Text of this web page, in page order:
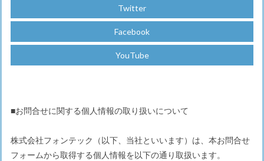
Twitter
Facebook
YouTube
■お問合せに関する個人情報の取り扱いについて
株式会社フォンテック（以下、当社といいます）は、本お問合せ
フォームから取得する個人情報を以下の通り取扱います。